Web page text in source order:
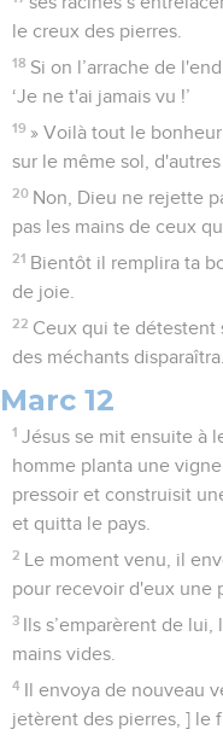
le creux des pierres.
18 Si on l’arrache de
‘Je ne t'ai jamais vu !’
19 » Voilà tout le
sur le même sol,
20 Non, Dieu ne rejette
pas les mains de ceux
21 Bientôt il remplira ta
de joie.
22 Ceux qui te détestent
des méchants
Marc 12
1 Jésus se mit ensuite à
homme planta une
pressoir et construisit
et quitta le pays.
2 Le moment venu, il
pour recevoir d'eux une
3 Ils s’emparèrent de
mains vides.
4 Il envoya de nouveau
jetèrent des pierres, ] le